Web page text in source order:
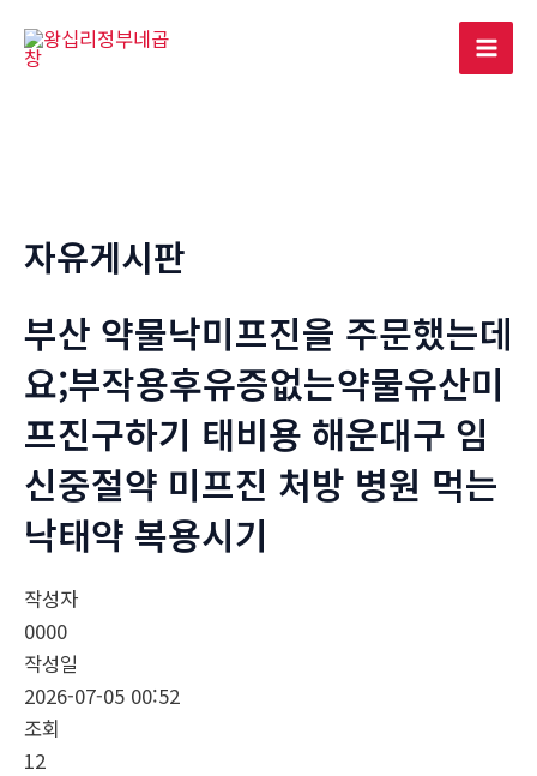
Main
자유게시판
부산 약물낙미프진을 주문했는데
요;부작용후유증없는약물유산미
프진구하기 태비용 해운대구 임
신중절약 미프진 처방 병원 먹는
낙­태약 복용시기
작성자
0000
작성일
2026-07-05 00:52
조회
12